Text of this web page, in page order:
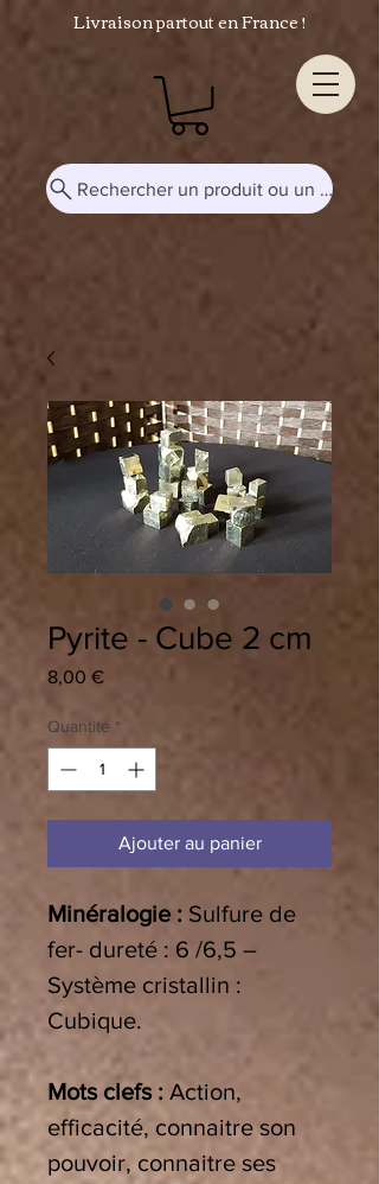
Livraison partout en France !
Rechercher un produit ou un mot-
Pyrite - Cube 2 cm
8,00 €Prix
Quantité *
Ajouter au panier
Minéralogie : Sulfure de
fer- dureté : 6 /6,5 –
Système cristallin :
Cubique.
Mots clefs : Action,
efficacité, connaitre son
pouvoir, connaitre ses